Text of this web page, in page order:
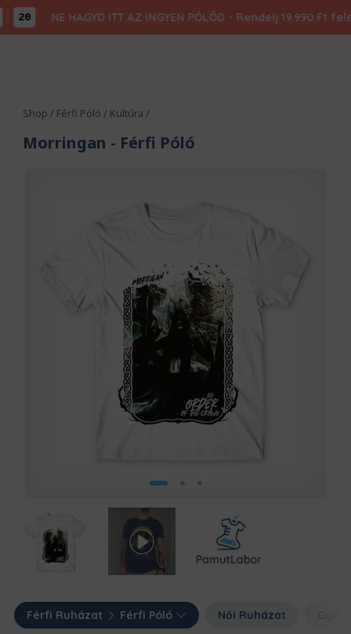
NE HAGYD ITT AZ INGYEN PÓLÓD - Rendelj 19.990 Ft
Shop / Férfi Póló / Kultúra /
Morringan - Férfi Póló
Férfi Ruházat Férfi Póló Női Ruházat